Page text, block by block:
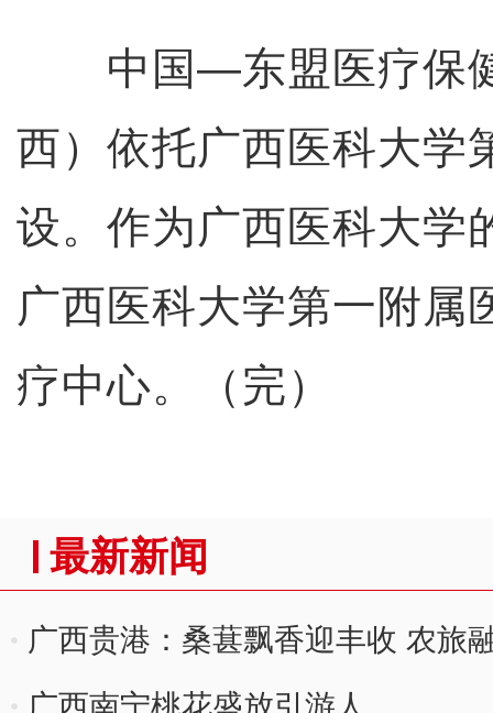
中国—东盟医疗保
西）依托广西医科大学
设。作为广西医科大学
广西医科大学第一附属
疗中心。（完）
最新新闻
广西贵港：桑葚飘香迎丰收 农旅
广西南宁桃花盛放引游人